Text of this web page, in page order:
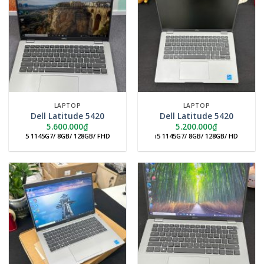
LAPTOP
Dell Latitude 5420
5.600.000₫
5 1145G7/ 8GB/ 128GB/ FHD
LAPTOP
Dell Latitude 5420
5.200.000₫
i5 1145G7/ 8GB/ 128GB/ HD